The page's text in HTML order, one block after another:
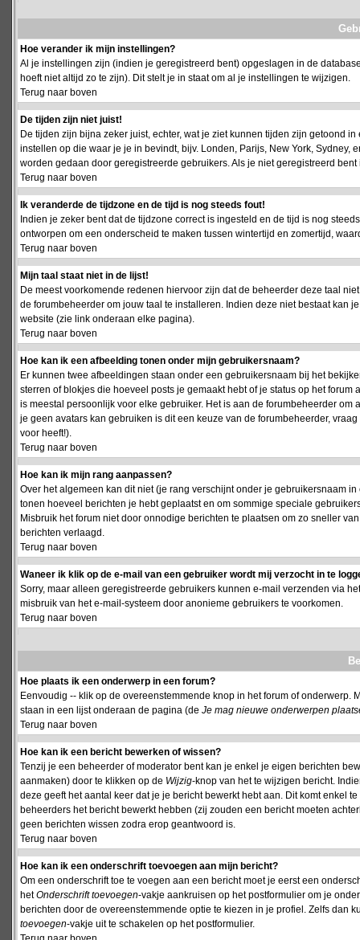
Hoe verander ik mijn instellingen?
Al je instellingen zijn (indien je geregistreerd bent) opgeslagen in de
hoeft niet altijd zo te zijn). Dit stelt je in staat om al je instellingen te wijzigen.
Terug naar boven
De tijden zijn niet juist!
De tijden zijn bijna zeker juist, echter, wat je ziet kunnen tijden zijn getoond
instellen op die waar je je in bevindt, bijv. Londen, Parijs, New York,
worden gedaan door geregistreerde gebruikers. Als je niet geregistreerd
Terug naar boven
Ik veranderde de tijdzone en de tijd is nog steeds fout!
Indien je zeker bent dat de tijdzone correct is ingesteld en de tijd is nog
ontworpen om een onderscheid te maken tussen wintertijd en zomertijd,
Terug naar boven
Mijn taal staat niet in de lijst!
De meest voorkomende redenen hiervoor zijn dat de beheerder deze taal
de forumbeheerder om jouw taal te installeren. Indien deze niet bestaat kan
website (zie link onderaan elke pagina).
Terug naar boven
Hoe kan ik een afbeelding tonen onder mijn gebruikersnaam?
Er kunnen twee afbeeldingen staan onder een gebruikersnaam bij het
sterren of blokjes die hoeveel posts je gemaakt hebt of je status op het
is meestal persoonlijk voor elke gebruiker. Het is aan de forumbeheerder
je geen avatars kan gebruiken is dit een keuze van de forumbeheerder,
voor heeft!).
Terug naar boven
Hoe kan ik mijn rang aanpassen?
Over het algemeen kan dit niet (je rang verschijnt onder je gebruikersnaam
tonen hoeveel berichten je hebt geplaatst en om sommige speciale
Misbruik het forum niet door onnodige berichten te plaatsen om zo sneller
berichten verlaagd.
Terug naar boven
Waneer ik klik op de e-mail van een gebruiker wordt mij verzocht in te
Sorry, maar alleen geregistreerde gebruikers kunnen e-mail verzenden via
misbruik van het e-mail-systeem door anonieme gebruikers te voorkomen.
Terug naar boven
Hoe plaats ik een onderwerp in een forum?
Eenvoudig -- klik op de overeenstemmende knop in het forum of
staan in een lijst onderaan de pagina (de Je mag nieuwe onderwerpen
Terug naar boven
Hoe kan ik een bericht bewerken of wissen?
Tenzij je een beheerder of moderator bent kan je enkel je eigen berichten
aanmaken) door te klikken op de Wijzig-knop van het te wijzigen bericht.
deze geeft het aantal keer dat je je bericht bewerkt hebt aan. Dit komt enkel
beheerders het bericht bewerkt hebben (zij zouden een bericht moeten
geen berichten wissen zodra erop geantwoord is.
Terug naar boven
Hoe kan ik een onderschrift toevoegen aan mijn bericht?
Om een onderschrift toe te voegen aan een bericht moet je eerst een
hetOnderschrift toevoegen-vakje aankruisen op het postformulier om je
berichten door de overeenstemmende optie te kiezen in je profiel. Zelfs dan
toevoegen-vakje uit te schakelen op het postformulier.